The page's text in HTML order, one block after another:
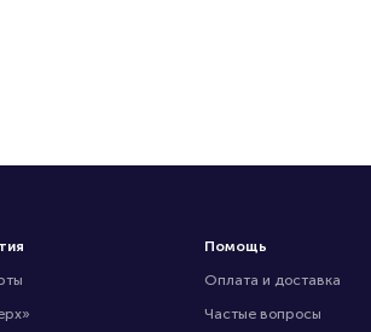
Помощь
Оплата и доставка
Частые вопросы